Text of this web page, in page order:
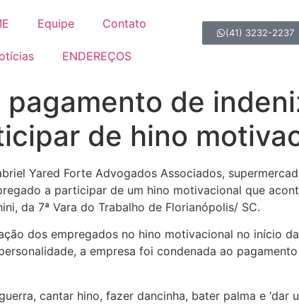
Equipe Contato
ENDEREÇOS
(41) 3232-2237
de
de hino
Yared Forte Advogados Associados,
a participar de um hino motivacional que
da 7ª Vara do Trabalho de Florianópolis/ SC.
dos empregados no hino motivacional no início
a empresa foi condenada ao
cantar hino, fazer dancinha, bater palma e ‘dar